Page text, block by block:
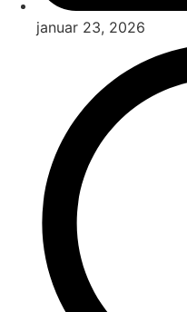
januar 23, 2026